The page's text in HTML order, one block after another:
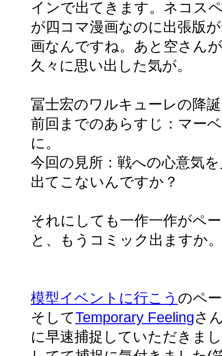
インで出てきます。ネコス
が四コマ漫画なのに出張版
画なんですね。あと空さん
久々に思い出した気が。
冨士宏のワルキューレの降
前回までのあらすじ：マー
に。
今回の見所：戦への心意気
出てこないんですか？
それにしても一作一作がペ
と、もうコミック出ますか。
模型イベントに行こう のペ
そしてTemporary Feelingさ
に早速捕捉していただきま